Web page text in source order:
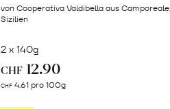
von Cooperativa Valdibella aus Camporeale,
Sizilien
2 x 140g
CHF 12.90
CHF 4.61 pro 100g